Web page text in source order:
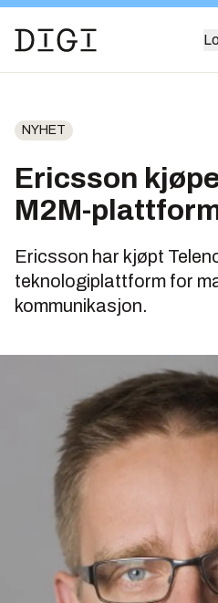
NYHET
Ericsson
M2M-
Ericsson har kjøpt
teknologiplattform for
kommunikasjon.